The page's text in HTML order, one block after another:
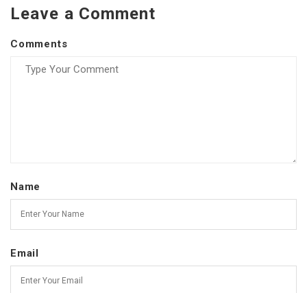
Leave a Comment
Comments
Name
Email